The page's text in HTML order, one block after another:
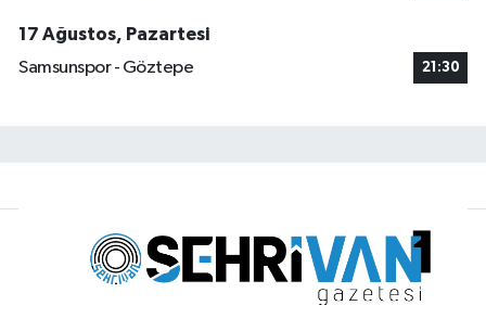
17 Ağustos, Pazartesi
Samsunspor - Göztepe
21:30